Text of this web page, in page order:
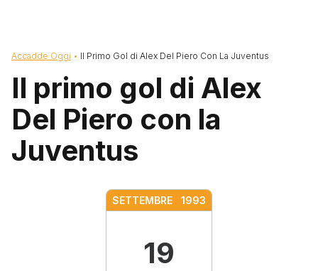
Briciole di pane
Accadde Oggi Il Primo Gol di Alex Del Piero Con La Juventus
Il primo gol di Alex
Del Piero con la
Juventus
SETTEMBRE 1993
19